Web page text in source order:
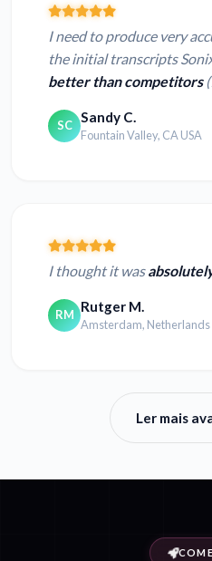
I need to produce very
the initial transcripts
better than competitors
SC Sandy C.
Fountain Valley, CA USA
I thought it was
RM Rutger M.
Amsterdam, Netherlands
Ler mais